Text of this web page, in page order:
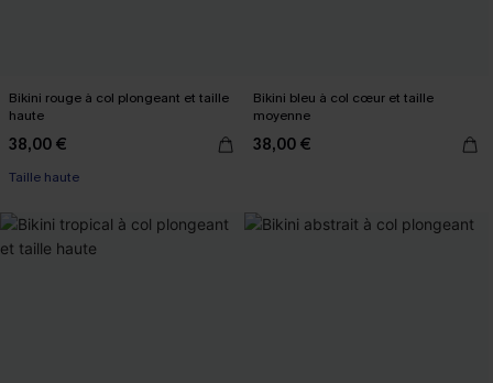
Bikini rouge à col plongeant et taille
haute
38,00 €
Taille haute
Bikini bleu à col cœur et taille
moyenne
38,00 €